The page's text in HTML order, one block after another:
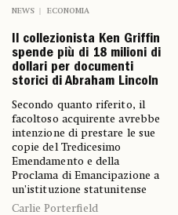
NEWS ECONOMIA
Il collezionista Ken Griffin
spende più di 18 milioni di
dollari per documenti
storici di Abraham Lincoln
Secondo quanto riferito, il
facoltoso acquirente avrebbe
intenzione di prestare le sue
copie del Tredicesimo
Emendamento e della
Proclama di Emancipazione a
un’istituzione statunitense
Carlie Porterfield